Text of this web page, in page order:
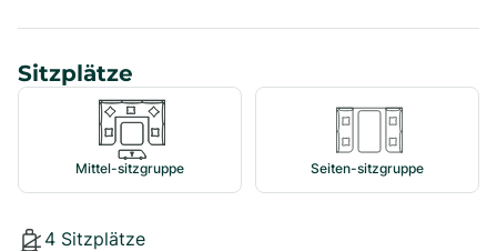
Sitzplätze
Mittel-sitzgruppe Seiten-sitzgruppe
4 Sitzplätze